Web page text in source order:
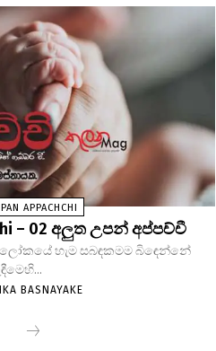
APPACHCHI
– 02 අලුත උපන් අප්පච්චී
ලෝකයේ හැම සබඳකමම බිඳෙන්නේ
BASNAYAKE